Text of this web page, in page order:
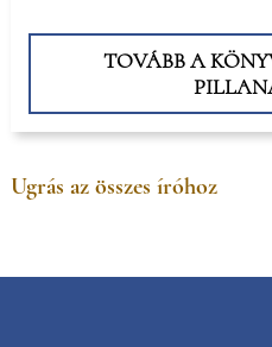
TOVÁBB A
Ugrás az összes íróhoz